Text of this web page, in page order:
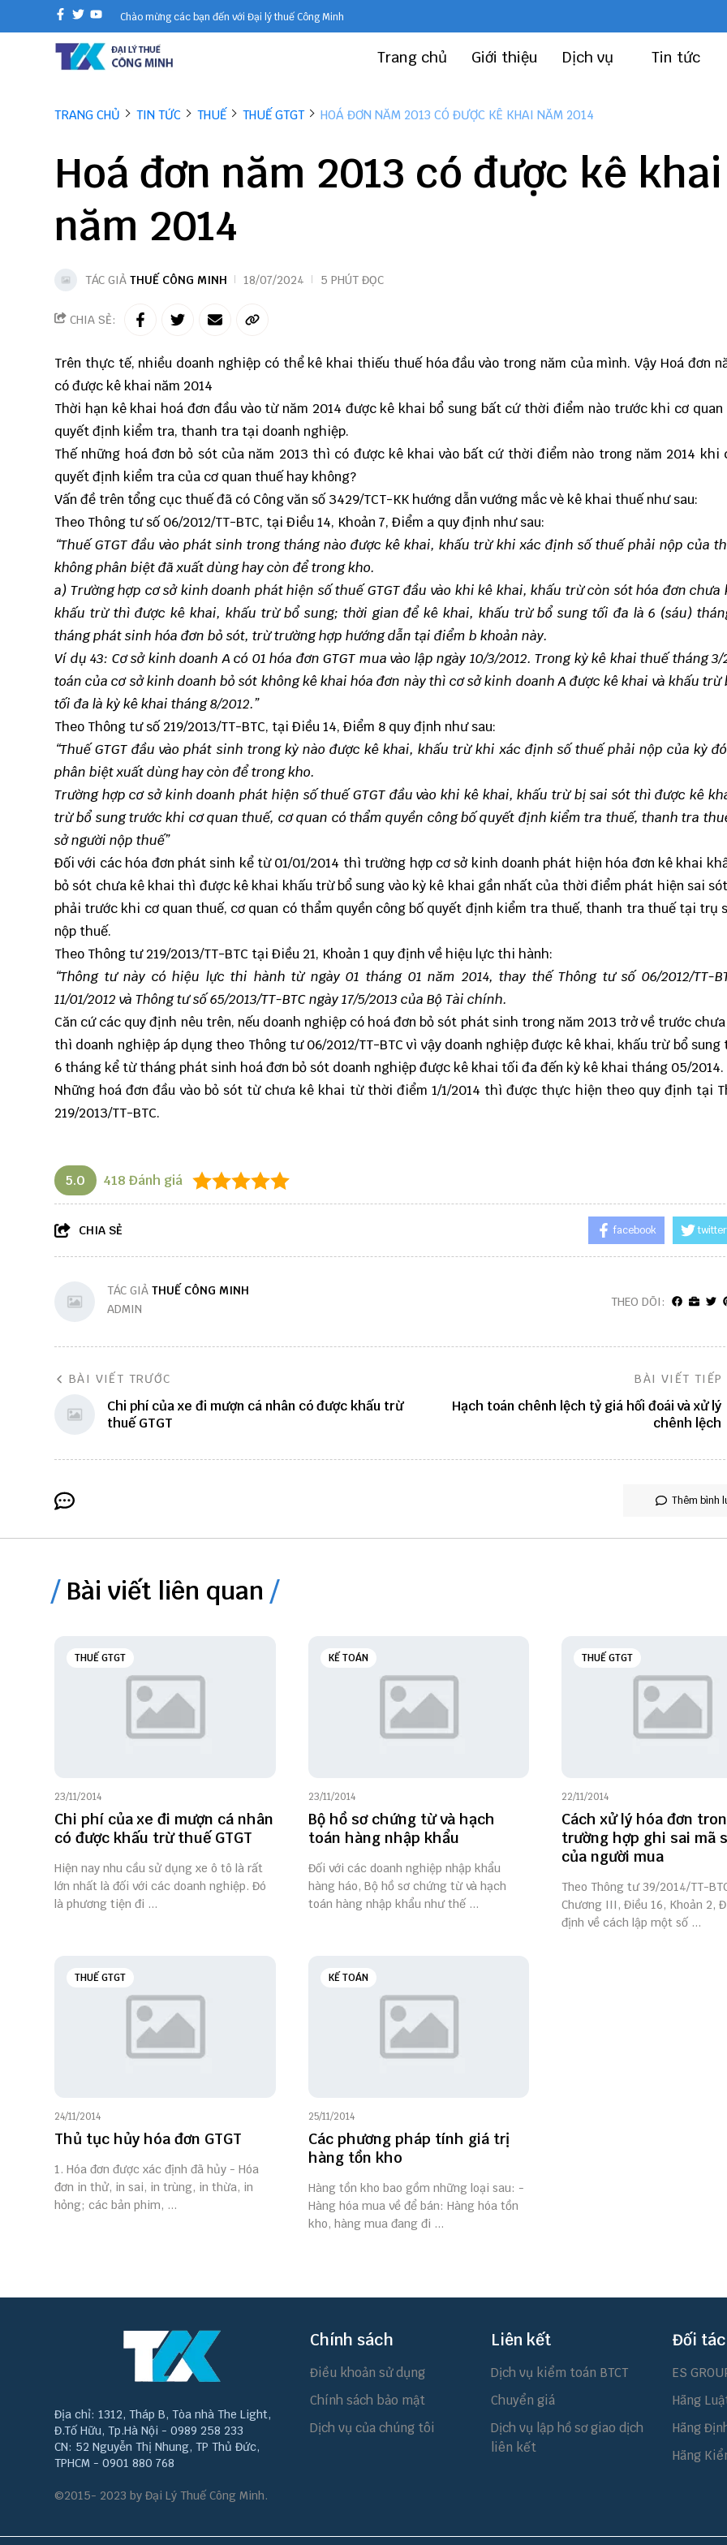
Chào mừng các bạn đến với Đại lý thuế Công Minh
Trang chủ Giới thiệu Dịch vụ Tin tức
TRANG CHỦ TIN TỨC THUẾ THUẾ GTGT HOÁ ĐƠN NĂM 2013 CÓ ĐƯỢC KÊ KHAI NĂM 2014
Hoá đơn năm 2013 có được kê khai
năm 2014
TÁC GIẢ THUẾ CÔNG MINH 18/07/2024 5 PHÚT ĐỌC
CHIA SẺ:
Trên thực tế, nhiều doanh nghiệp có thể kê khai thiếu thuế hóa đầu vào trong năm của mình. Vậy Hoá đơn
có được kê khai năm 2014
Thời hạn kê khai hoá đơn đầu vào từ năm 2014 được kê khai bổ sung bất cứ thời điểm nào trước khi cơ
quyết định kiểm tra, thanh tra tại doanh nghiệp.
Thế những hoá đơn bỏ sót của năm 2013 thì có được kê khai vào bất cứ thời điểm nào trong năm 2014 khi
quyết định kiểm tra của cơ quan thuế hay không?
Vấn đề trên tổng cục thuế đã có Công văn số 3429/TCT-KK hướng dẫn vướng mắc vè kê khai thuế như sau:
Theo Thông tư số 06/2012/TT-BTC, tại Điều 14, Khoản 7, Điểm a quy định như sau:
“Thuế GTGT đầu vào phát sinh trong tháng nào được kê khai, khấu trừ khi xác định số thuế phải nộp của
không phân biệt đã xuất dùng hay còn để trong kho.
a) Trường hợp cơ sở kinh doanh phát hiện số thuế GTGT đầu vào khi kê khai, khấu trừ còn sót hóa đơn chưa
khấu trừ thì được kê khai, khấu trừ bổ sung; thời gian để kê khai, khấu trừ bổ sung tối đa là 6 (sáu)
tháng phát sinh hóa đơn bỏ sót, trừ trường hợp hướng dẫn tại điểm b khoản này.
Ví dụ 43: Cơ sở kinh doanh A có 01 hóa đơn GTGT mua vào lập ngày 10/3/2012. Trong kỳ kê khai thuế tháng 3/
toán của cơ sở kinh doanh bỏ sót không kê khai hóa đơn này thì cơ sở kinh doanh A được kê khai và khấu trừ
tối đa là kỳ kê khai tháng 8/2012.”
Theo Thông tư số 219/2013/TT-BTC, tại Điều 14, Điểm 8 quy định như sau:
“Thuế GTGT đầu vào phát sinh trong kỳ nào được kê khai, khấu trừ khi xác định số thuế phải nộp của kỳ
phân biệt xuất dùng hay còn để trong kho.
Trường hợp cơ sở kinh doanh phát hiện số thuế GTGT đầu vào khi kê khai, khấu trừ bị sai sót thì được kê
trừ bổ sung trước khi cơ quan thuế, cơ quan có thẩm quyền công bố quyết định kiểm tra thuế, thanh tra
sở người nộp thuế”
Đối với các hóa đơn phát sinh kể từ 01/01/2014 thì trường hợp cơ sở kinh doanh phát hiện hóa đơn kê khai
bỏ sót chưa kê khai thì được kê khai khấu trừ bổ sung vào kỳ kê khai gần nhất của thời điểm phát hiện sai
phải trước khi cơ quan thuế, cơ quan có thẩm quyền công bố quyết định kiểm tra thuế, thanh tra thuế tại trụ
nộp thuế.
Theo Thông tư 219/2013/TT-BTC tại Điều 21, Khoản 1 quy định về hiệu lực thi hành:
“Thông tư này có hiệu lực thi hành từ ngày 01 tháng 01 năm 2014, thay thế Thông tư số 06/2012/TT-
11/01/2012 và Thông tư số 65/2013/TT-BTC ngày 17/5/2013 của Bộ Tài chính.
Căn cứ các quy định nêu trên, nếu doanh nghiệp có hoá đơn bỏ sót phát sinh trong năm 2013 trở về trước
thì doanh nghiệp áp dụng theo Thông tư 06/2012/TT-BTC vì vậy doanh nghiệp được kê khai, khấu trừ bổ sung
6 tháng kể từ tháng phát sinh hoá đơn bỏ sót doanh nghiệp được kê khai tối đa đến kỳ kê khai tháng 05/2014.
Những hoá đơn đầu vào bỏ sót từ chưa kê khai từ thời điểm 1/1/2014 thì được thực hiện theo quy định tại
219/2013/TT-BTC.
5.0 418 Đánh giá
CHIA SẺ facebook twitter
TÁC GIẢ THUẾ CÔNG MINH
ADMIN
THEO DÕI:
BÀI VIẾT TRƯỚC
Chi phí của xe đi mượn cá nhân có được khấu trừ
thuế GTGT
BÀI VIẾT TIẾP
Hạch toán chênh lệch tỷ giá hối đoái và xử lý
chênh lệch
Thêm bình
Bài viết liên quan
THUẾ GTGT
23/11/2014
Chi phí của xe đi mượn cá nhân
có được khấu trừ thuế GTGT
Hiện nay nhu cầu sử dụng xe ô tô là rất
lớn nhất là đối với các doanh nghiệp. Đó
là phương tiện đi ...
KẾ TOÁN
23/11/2014
Bộ hồ sơ chứng từ và hạch
toán hàng nhập khẩu
Đối với các doanh nghiệp nhập khẩu
hàng háo, Bộ hồ sơ chứng từ và hạch
toán hàng nhập khẩu như thế ...
THUẾ GTGT
22/11/2014
Cách xử lý hóa đơn
trường hợp ghi sai mã
của người mua
Theo Thông tư 39/2014/TT-
Chương III, Điều 16, Khoản 2,
định về cách lập một số ...
THUẾ GTGT
24/11/2014
Thủ tục hủy hóa đơn GTGT
1. Hóa đơn được xác định đã hủy - Hóa
đơn in thử, in sai, in trùng, in thừa, in
hỏng; các bản phim, ...
KẾ TOÁN
25/11/2014
Các phương pháp tính giá trị
hàng tồn kho
Hàng tồn kho bao gồm những loại sau: -
Hàng hóa mua về để bán: Hàng hóa tồn
kho, hàng mua đang đi ...
Địa chỉ: 1312, Tháp B, Tòa nhà The Light,
Đ.Tố Hữu, Tp.Hà Nội - 0989 258 233
CN: 52 Nguyễn Thị Nhung, TP Thủ Đức,
TPHCM - 0901 880 768
©2015- 2023 by Đại Lý Thuế Công Minh.
Chính sách
Điều khoản sử dụng
Chính sách bảo mật
Dịch vụ của chúng tôi
Liên kết
Dịch vụ kiểm toán BTCT
Chuyển giá
Dịch vụ lập hồ sơ giao dịch
liên kết
Đối tác
ES
Hãng
Hãng
Hãng